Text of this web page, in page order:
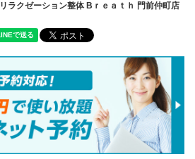
リラクゼーション整体 Bｒｅａｔｈ 門前仲町店